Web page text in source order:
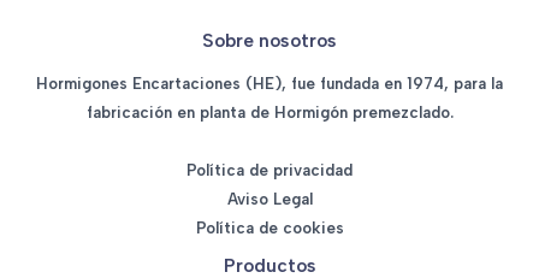
Sobre nosotros
Hormigones Encartaciones (HE), fue fundada en 1974, para la
fabricación en planta de Hormigón premezclado.
Política de privacidad
Aviso Legal
Política de cookies
Productos